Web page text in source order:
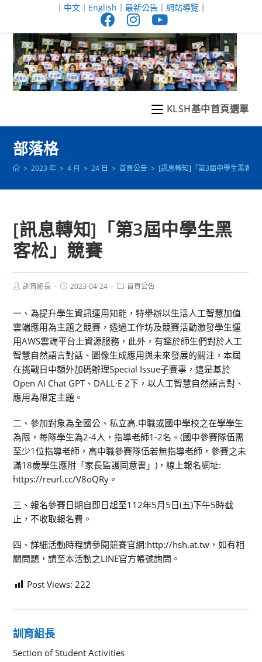
至
｜ 中文｜ English ｜ 最新公告｜ 網站導覽｜
KLSH基中首頁選單
部落格
> 2023 年 > 4 月 > 24 日 > 首頁公告 > [訊息轉知]「第3屆中學生黑客松
[訊息轉知]「第3屆中學生黑
客松」競賽
Post訓育組長
Post2023-04-24
Post首頁公告
一、為提升學生資訊運用知能，特舉辦以生活人工智慧加值
雲端應用為主題之競賽，透過工作坊及競賽活動激發學生運
用AWS雲端平台上資源服務，此外，有鑑於師生們對於人工
智慧自然語言對話、圖像生成應用與未來發展的關注，本屆
在挑戰日中額外加碼辦理Special Issue子賽事，這是基於
Open AI Chat GPT、DALL·E 2下，以人工智慧自然語言對、
應用為限定主題。
二、參加對象為全國公、私立高.中職或國中學校之在學學生
為限，每隊學生為2-4人，指導老師1-2名。(國中參賽隊伍需
至少1位指導老師，高中職參賽隊伍若無指導老師，參賽之未
滿18歲學生應附「家長監護同意書」)，線上報名網址:
https://reurl.cc/V8oQRy。
三、報名參賽日期自即日起至112年5月5日(五)下午5時截
止，不收取報名費。
四、詳細活動時程請參閱競賽官網:http://hsh.at.tw，如有相
關問題，請至本活動之LINE官方帳號詢問。
Post Views: 222
訓育組長
Section of Student Activities